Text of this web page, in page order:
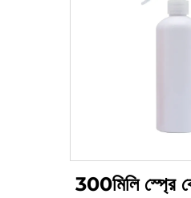
300মিলি স্প্রে